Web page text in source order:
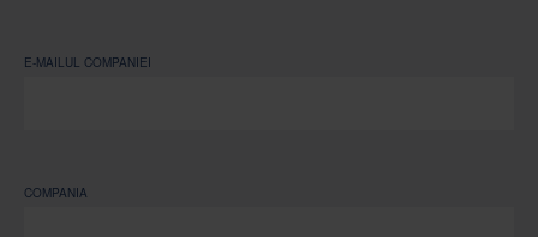
E-MAILUL COMPANIEI
COMPANIA